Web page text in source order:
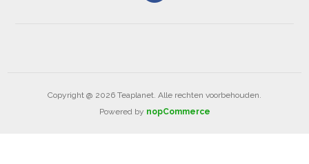
Copyright @ 2026 Teaplanet. Alle rechten voorbehouden.
Powered by nopCommerce